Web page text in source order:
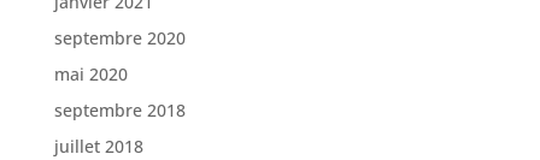
septembre 2020
mai 2020
septembre 2018
juillet 2018